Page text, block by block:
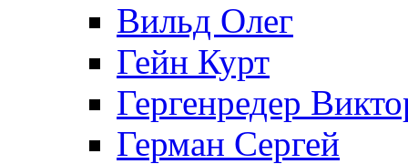
Вильд Олег
Гейн Курт
Гергенредер
Герман Сергей